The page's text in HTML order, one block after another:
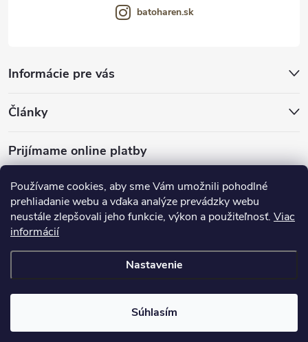
Používame cookies, aby sme Vám umožnili pohodlné
prehliadanie webu a vďaka analýze prevádzky webu
neustále zlepšovali jeho funkcie, výkon a použiteľnosť. Viac
informácií
Nastavenie
Súhlasím
Informácie pre vás
Články
Prijímame online platby
batoharen.sk
nastavenie cookies